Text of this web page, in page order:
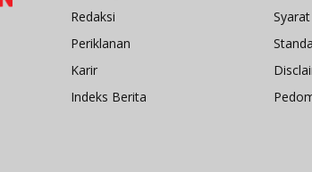
Redaksi
Periklanan
Karir
Indeks Berita